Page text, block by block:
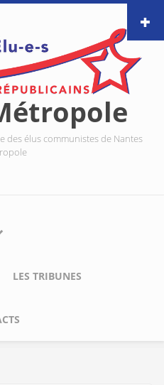
élus communistes de Nantes
LES TRIBUNES